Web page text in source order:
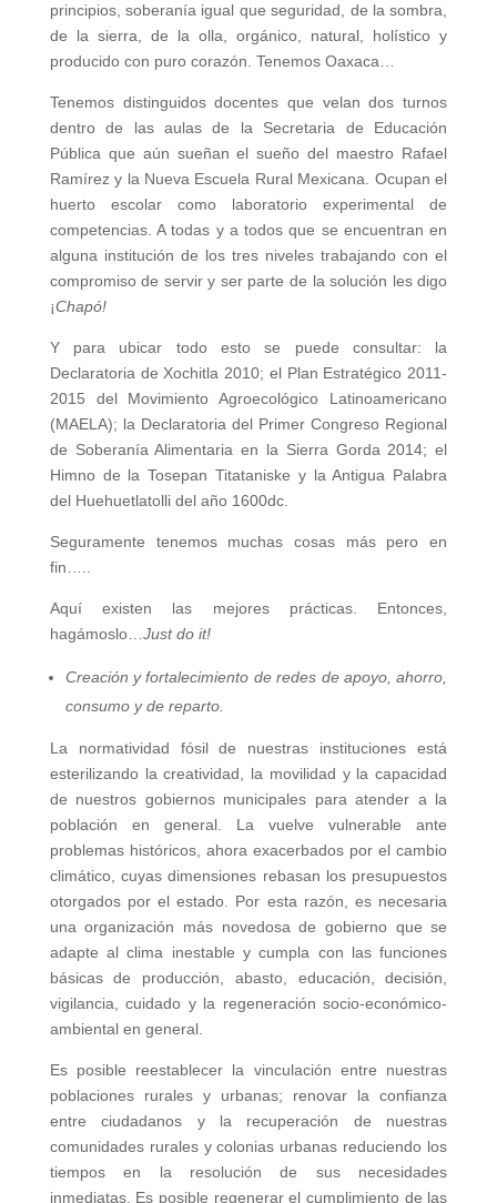
principios, soberanía igual que seguridad, de la sombra,
de la sierra, de la olla, orgánico, natural, holístico y
producido con puro corazón. Tenemos Oaxaca…
Tenemos distinguidos docentes que velan dos turnos
dentro de las aulas de la Secretaria de Educación
Pública que aún sueñan el sueño del maestro Rafael
Ramírez y la Nueva Escuela Rural Mexicana. Ocupan el
huerto escolar como laboratorio experimental de
competencias. A todas y a todos que se encuentran en
alguna institución de los tres niveles trabajando con el
compromiso de servir y ser parte de la solución les digo
¡Chapó!
Y para ubicar todo esto se puede consultar: la
Declaratoria de Xochitla 2010; el Plan Estratégico 2011-
2015 del Movimiento Agroecológico Latinoamericano
(MAELA); la Declaratoria del Primer Congreso Regional
de Soberanía Alimentaria en la Sierra Gorda 2014; el
Himno de la Tosepan Titataniske y la Antigua Palabra
del Huehuetlatolli del año 1600dc.
Seguramente tenemos muchas cosas más pero en
fin…..
Aquí existen las mejores prácticas. Entonces,
hagámoslo… Just do it!
Creación y fortalecimiento de redes de apoyo, ahorro,
consumo y de reparto.
La normatividad fósil de nuestras instituciones está
esterilizando la creatividad, la movilidad y la capacidad
de nuestros gobiernos municipales para atender a la
población en general. La vuelve vulnerable ante
problemas históricos, ahora exacerbados por el cambio
climático, cuyas dimensiones rebasan los presupuestos
otorgados por el estado. Por esta razón, es necesaria
una organización más novedosa de gobierno que se
adapte al clima inestable y cumpla con las funciones
básicas de producción, abasto, educación, decisión,
vigilancia, cuidado y la regeneración socio-económico-
ambiental en general.
Es posible reestablecer la vinculación entre nuestras
poblaciones rurales y urbanas; renovar la confianza
entre ciudadanos y la recuperación de nuestras
comunidades rurales y colonias urbanas reduciendo los
tiempos en la resolución de sus necesidades
inmediatas. Es posible regenerar el cumplimiento de las